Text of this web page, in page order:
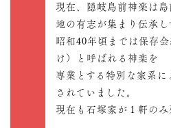
現在、隠岐島前神楽は
地の有志が集まり伝承し
昭和40年頃までは保存
け）と呼ばれる神楽を
専業とする特別な家系
されていました。
現在も石塚家が１軒のみ